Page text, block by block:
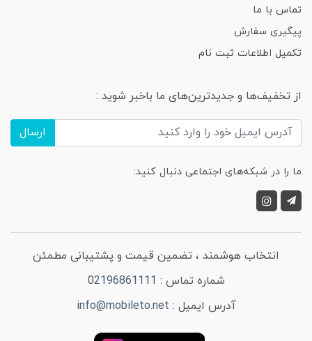
تماس با ما
پیگیری سفارش
تکمیل اطلاعات ثبت نام
از تخفیف‌ها و جدیدترین‌های ما باخبر شوید :
ارسال
ما را در شبکه‌های اجتماعی دنبال کنید:
انتخاب هوشمند ، تضمین قیمت و پشتیبانی مطمئن
شماره تماس : 02196861111
آدرس ایمیل : info@mobileto.net